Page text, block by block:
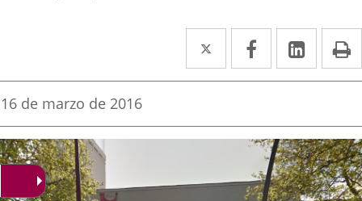
Twitter
Enlace
a
aplicación
externa.
Facebook
Enlace
a
aplicación
externa.
Enlace
a
Fecha
la
noticia
16 de marzo de 2016